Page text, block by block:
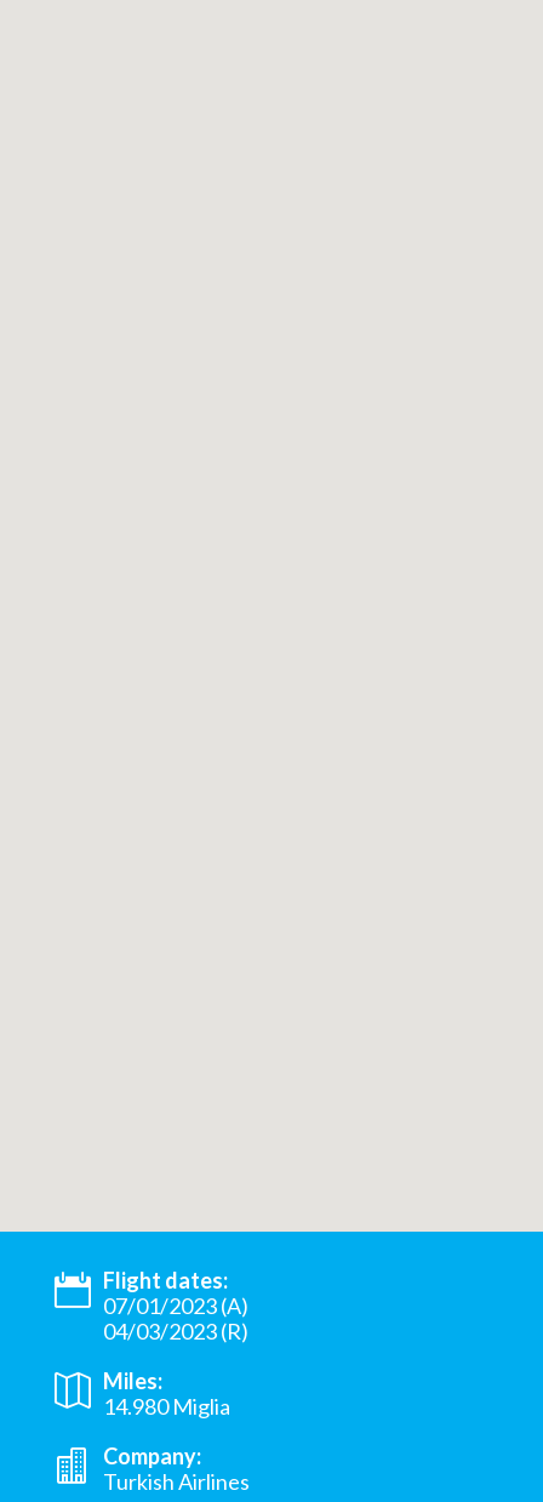
Flight dates:
07/01/2023 (A)
04/03/2023 (R)
Miles:
14.980 Miglia
Company:
Turkish Airlines